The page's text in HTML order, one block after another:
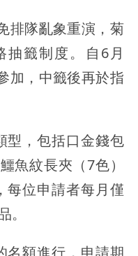
排隊亂象重演，菊
抽籤制度。自6月
加，中籤後再於指
型，包括口金錢包
魚紋長夾（7色）
每位申請者每月僅
名額進行，申請期